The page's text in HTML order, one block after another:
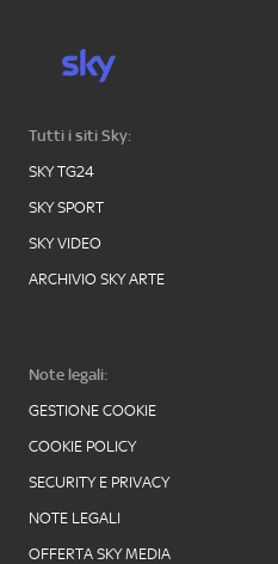
Tutti i siti Sky:
SKY TG24
SKY SPORT
SKY VIDEO
ARCHIVIO SKY ARTE
Note legali:
GESTIONE COOKIE
COOKIE POLICY
SECURITY E PRIVACY
NOTE LEGALI
OFFERTA SKY MEDIA